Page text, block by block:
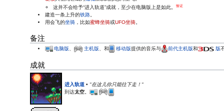
这并不会给予“进入轨道”成就，至少在电脑版上是如此。
验证
建造一条上升的铁路
用会飞的坐骑 ，比如蜜蜂坐骑或UFO坐骑
备注
电脑版 主机版 、和 移动版提供的音乐与 前代主机版和 版
成就
进入轨道 • "在这儿你只能往下走！"
到达太空